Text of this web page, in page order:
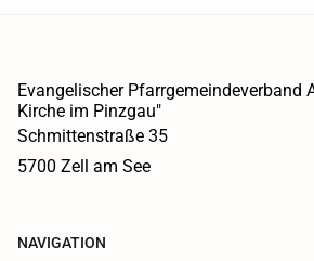
Evangelischer Pfarrgemeindeverband
Kirche im Pinzgau"
Schmittenstraße 35
5700 Zell am See
NAVIGATION